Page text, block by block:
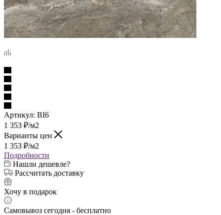
Артикул: BI6
1 353 ₽/м2
Варианты цен
1 353 ₽/м2
Подробности
Нашли дешевле?
Рассчитать доставку
Хочу в подарок
Самовывоз сегодня - бесплатно